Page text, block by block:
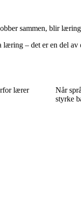
sammen, blir
læring – det er en del av
lærer
Når
styrke